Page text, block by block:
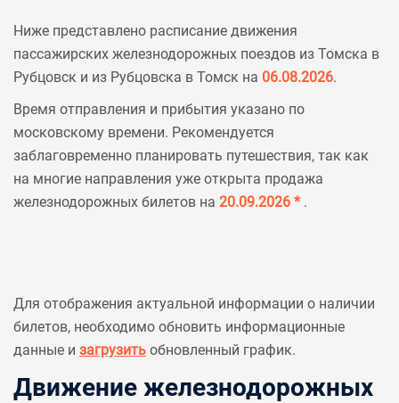
Ниже представлено расписание движения
пассажирских железнодорожных поездов из Томска в
Рубцовск и из Рубцовска в Томск на 06.08.2026.
Время отправления и прибытия указано по
московскому времени. Рекомендуется
заблаговременно планировать путешествия, так как
на многие направления уже открыта продажа
железнодорожных билетов на 20.09.2026 * .
Для отображения актуальной информации о наличии
билетов, необходимо обновить информационные
данные и загрузить обновленный график.
Движение железнодорожных